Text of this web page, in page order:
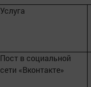
Услуга
Пост в социальной
сети «Вконтакте»